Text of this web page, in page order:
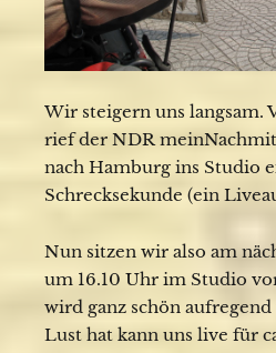
Wir steigern uns langsam.
rief der NDR
nach Hamburg ins Studio
Schrecksekunde (ein
Nun sitzen wir also am
um 16.10 Uhr im Studio
wird ganz schön
Lust hat kann uns live für